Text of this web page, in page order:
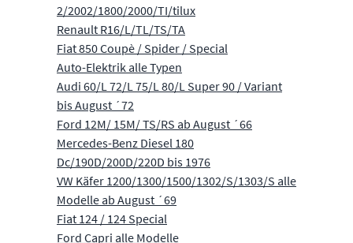
2/2002/1800/2000/TI/tilux
Renault R16/L/TL/TS/TA
Fiat 850 Coupè / Spider / Special
Auto-Elektrik alle Typen
Audi 60/L 72/L 75/L 80/L Super 90 / Variant
bis August ´72
Ford 12M/ 15M/ TS/RS ab August ´66
Mercedes-Benz Diesel 180
Dc/190D/200D/220D bis 1976
VW Käfer 1200/1300/1500/1302/S/1303/S alle
Modelle ab August ´69
Fiat 124 / 124 Special
Ford Capri alle Modelle